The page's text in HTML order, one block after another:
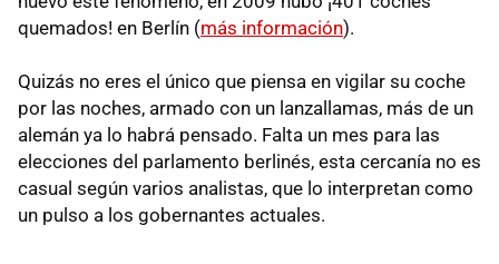
quemados! en Berlín (más información).
Quizás no eres el único que piensa en vigilar su coche
por las noches, armado con un lanzallamas, más de un
alemán ya lo habrá pensado. Falta un mes para las
elecciones del parlamento berlinés, esta cercanía no es
casual según varios analistas, que lo interpretan como
un pulso a los gobernantes actuales.